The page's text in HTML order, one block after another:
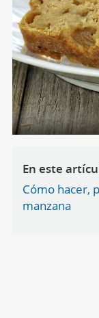
En este
Cómo hacer,
manzana